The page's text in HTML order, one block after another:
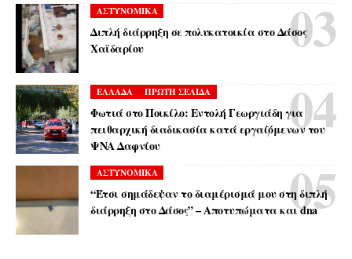
ΑΣΤΥΝΟΜΙΚΑ
Διπλή διάρρηξη σε πολυκατοικία στο Δάσος
Χαϊδαρίου
ΕΛΛΑΔΑ ΠΡΩΤΗ ΣΕΛΙΔΑ
Φωτιά στο Ποικίλο: Εντολή Γεωργιάδη για
πειθαρχική διαδικασία κατά εργαζόμενων του
ΨΝΑ Δαφνίου
ΑΣΤΥΝΟΜΙΚΑ
“Έτσι σημάδεψαν το διαμέρισμά μου στη διπλή
διάρρηξη στο Δάσος” – Αποτυπώματα και dna